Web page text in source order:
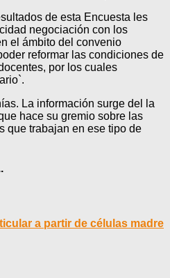
de esta Encuesta les
negociación con los
el ámbito del convenio
reformar las condiciones de
por los cuales
La información surge del la
hace su gremio sobre las
que trabajan en ese tipo de
a partir de células madre